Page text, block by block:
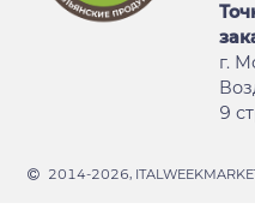
г.
9
2014-2026,